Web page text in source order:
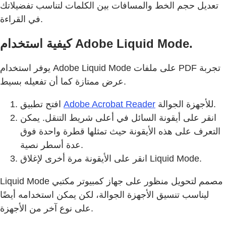
تعديل حجم الخط والمسافات بين الكلمات لتناسب تفضيلاتك
في القراءة.
كيفية استخدام Adobe Liquid Mode.
يوفر استخدام Adobe Liquid Mode على ملفات PDF تجربة
عرض ممتازة كما أن تفعيله بسيط.
Adobe Acrobat Reader
للأجهزة الجوالة.
انقر على أيقونة السائل في أعلى شريط التنقل. يمكن
التعرف على هذه الأيقونة حيث تمثلها قطرة واحدة فوق
عدة أسطر نصية.
انقر على الأيقونة مرة أخرى لإغلاق Liquid Mode.
Liquid Mode مصمم لتحويل منظور على جهاز كمبيوتر مكتبي
ليناسب تنسيق الأجهزة الجوالة، لكن يمكن استخدامه أيضًا
على نوع آخر من الأجهزة.